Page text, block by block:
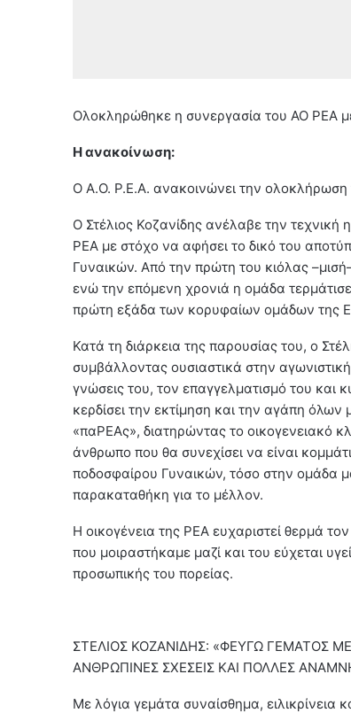
Ολοκληρώθηκε η συνεργασία του ΑΟ ΡΕΑ
Η ανακοίνωση:
Ο Α.Ο. Ρ.Ε.Α. ανακοινώνει την ολοκλήρωση
Ο Στέλιος Κοζανίδης ανέλαβε την
ΡΕΑ με στόχο να αφήσει το δικό του
Γυναικών. Από την πρώτη του κιόλας
ενώ την επόμενη χρονιά η ομάδα
πρώτη εξάδα των κορυφαίων ομάδων της
Κατά τη διάρκεια της παρουσίας του, ο
συμβάλλοντας ουσιαστικά στην
γνώσεις του, τον επαγγελματισμό του
κερδίσει την εκτίμηση και την αγάπη
«παΡΕΑς», διατηρώντας το οικογενειακό
άνθρωπο που θα συνεχίσει να είναι
ποδοσφαίρου Γυναικών, τόσο στην ομάδα
παρακαταθήκη για το μέλλον.
Η οικογένεια της ΡΕΑ ευχαριστεί θερμά
που μοιραστήκαμε μαζί και του εύχεται
προσωπικής του πορείας.
ΣΤΕΛΙΟΣ ΚΟΖΑΝΙΔΗΣ: «ΦΕΥΓΩ ΓΕΜΑΤΟΣ
ΑΝΘΡΩΠΙΝΕΣ ΣΧΕΣΕΙΣ ΚΑΙ ΠΟΛΛΕΣ
Με λόγια γεμάτα συναίσθημα, ειλικρίνεια